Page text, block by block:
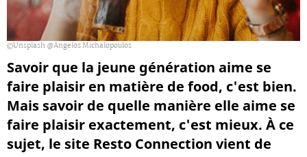
Unsplash @Angelos Michalopoulos
Savoir que la jeune génération aime se
faire plaisir en matière de food, c'est bien.
Mais savoir de quelle manière elle aime se
faire plaisir exactement, c'est mieux. À ce
sujet, le site Resto Connection vient de